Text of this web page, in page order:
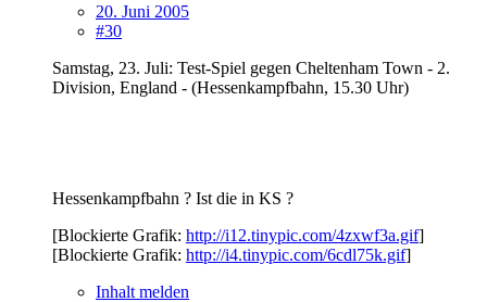
20. Juni 2005
#30
Samstag, 23. Juli: Test-Spiel gegen Cheltenham Town - 2.
Division, England - (Hessenkampfbahn, 15.30 Uhr)
Hessenkampfbahn ? Ist die in KS ?
[Blockierte Grafik: http://i12.tinypic.com/4zxwf3a.gif]
[Blockierte Grafik: http://i4.tinypic.com/6cdl75k.gif]
Inhalt melden